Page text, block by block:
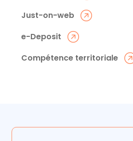
Just-on-web
e-Deposit
Compétence territoriale